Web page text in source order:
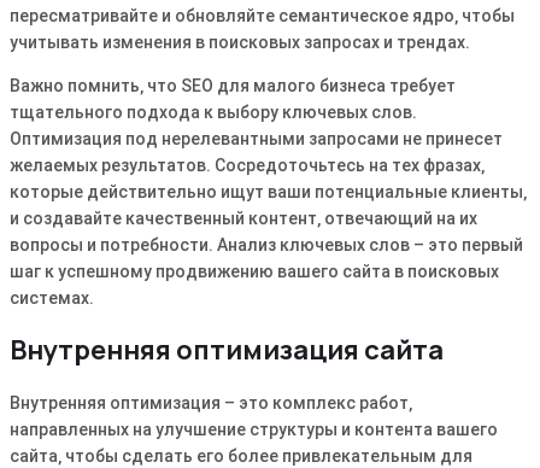
пересматривайте и обновляйте семантическое ядро‚ чтобы
учитывать изменения в поисковых запросах и трендах․
Важно помнить‚ что SEO для малого бизнеса требует
тщательного подхода к выбору ключевых слов․
Оптимизация под нерелевантными запросами не принесет
желаемых результатов․ Сосредоточьтесь на тех фразах‚
которые действительно ищут ваши потенциальные клиенты‚
и создавайте качественный контент‚ отвечающий на их
вопросы и потребности․ Анализ ключевых слов – это первый
шаг к успешному продвижению вашего сайта в поисковых
системах․
Внутренняя оптимизация сайта
Внутренняя оптимизация – это комплекс работ‚
направленных на улучшение структуры и контента вашего
сайта‚ чтобы сделать его более привлекательным для